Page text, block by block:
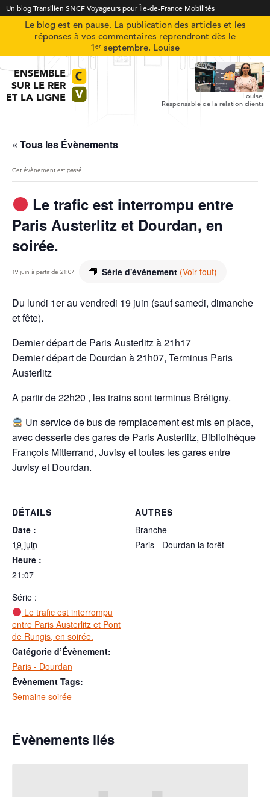
Un blog Transilien SNCF Voyageurs pour Île-de-France Mobilités
Le blog est en pause. La publication des articles et les
réponses à vos commentaires reprendront dès le
1ᵉʳ septembre. Louise
ENSEMBLE
SUR LE RER
ET LA LIGNE
Louise,
Responsable de la relation clients
« Tous les Évènements
Cet évènement est passé.
Le trafic est interrompu entre
Paris Austerlitz et Dourdan, en
soirée.
19 juin à partir de 21:07 Série d'événement (Voir tout)
Du lundi 1er au vendredi 19 juin (sauf samedi, dimanche
et fête).
Dernier départ de Paris Austerlitz à 21h17
Dernier départ de Dourdan à 21h07, Terminus Paris
Austerlitz
A partir de 22h20 , les trains sont terminus Brétigny.
Un service de bus de remplacement est mis en place,
avec desserte des gares de Paris Austerlitz, Bibliothèque
François Mitterrand, Juvisy et toutes les gares entre
Juvisy et Dourdan.
DÉTAILS
Date :
19 juin
Heure :
21:07
Série :
Le trafic est interrompu
entre Paris Austerlitz et Pont
de Rungis, en soirée.
Catégorie d’Évènement:
Paris - Dourdan
Évènement Tags:
Semaine soirée
AUTRES
Branche
Paris - Dourdan la forêt
Évènements liés